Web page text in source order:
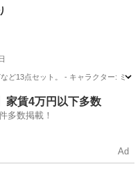
ど13点セット。 - キャラクター: ミ
家賃4万円以下多数
多数掲載！
Ad